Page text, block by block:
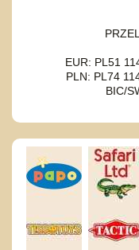
EUR: PL51
PLN: PL74
BIC/